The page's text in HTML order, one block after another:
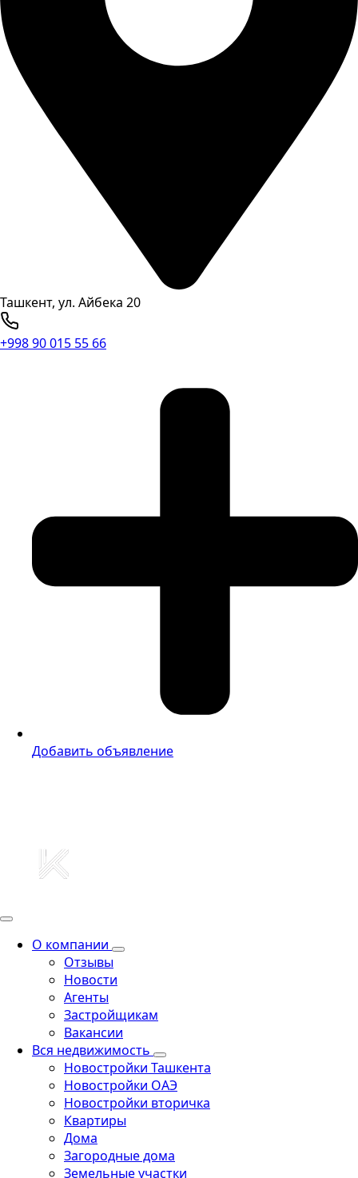
Ташкент, ул. Айбека 20
+998 90 015 55 66
Добавить объявление
О компании
Отзывы
Новости
Агенты
Застройщикам
Вакансии
Вся недвижимость
Новостройки Ташкента
Новостройки ОАЭ
Новостройки вторичка
Квартиры
Дома
Загородные дома
Земельные участки